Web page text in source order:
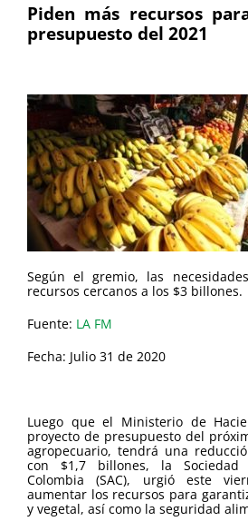
Piden más recursos
presupuesto del 2021
Según el gremio, las
recursos cercanos a los $3 billones.
Fuente: LA FM
Fecha: Julio 31 de 2020
Luego que el Ministerio de
proyecto de presupuesto del
agropecuario, tendrá una
con $1,7 billones, la
Colombia (SAC), urgió este
aumentar los recursos para
y vegetal, así como la seguridad